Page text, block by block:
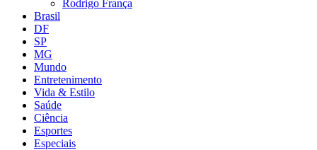
Rodrigo França
Brasil
DF
SP
MG
Mundo
Entretenimento
Vida & Estilo
Saúde
Ciência
Esportes
Especiais